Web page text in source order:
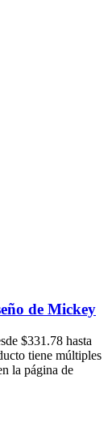
de Mickey
$331.78 hasta
tiene múltiples
la página de